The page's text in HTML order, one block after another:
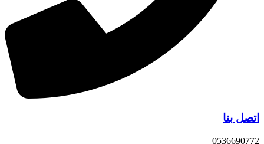
اتصل بنا
0536690772